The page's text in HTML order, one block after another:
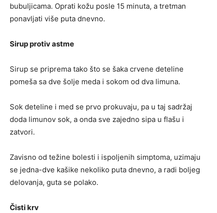
bubuljicama. Oprati kožu posle 15 minuta, a tretman
ponavljati više puta dnevno.
Sirup protiv astme
Sirup se priprema tako što se šaka crvene deteline
pomeša sa dve šolje meda i sokom od dva limuna.
Sok deteline i med se prvo prokuvaju, pa u taj sadržaj
doda limunov sok, a onda sve zajedno sipa u flašu i
zatvori.
Zavisno od težine bolesti i ispoljenih simptoma, uzimaju
se jedna-dve kašike nekoliko puta dnevno, a radi boljeg
delovanja, guta se polako.
Čisti krv